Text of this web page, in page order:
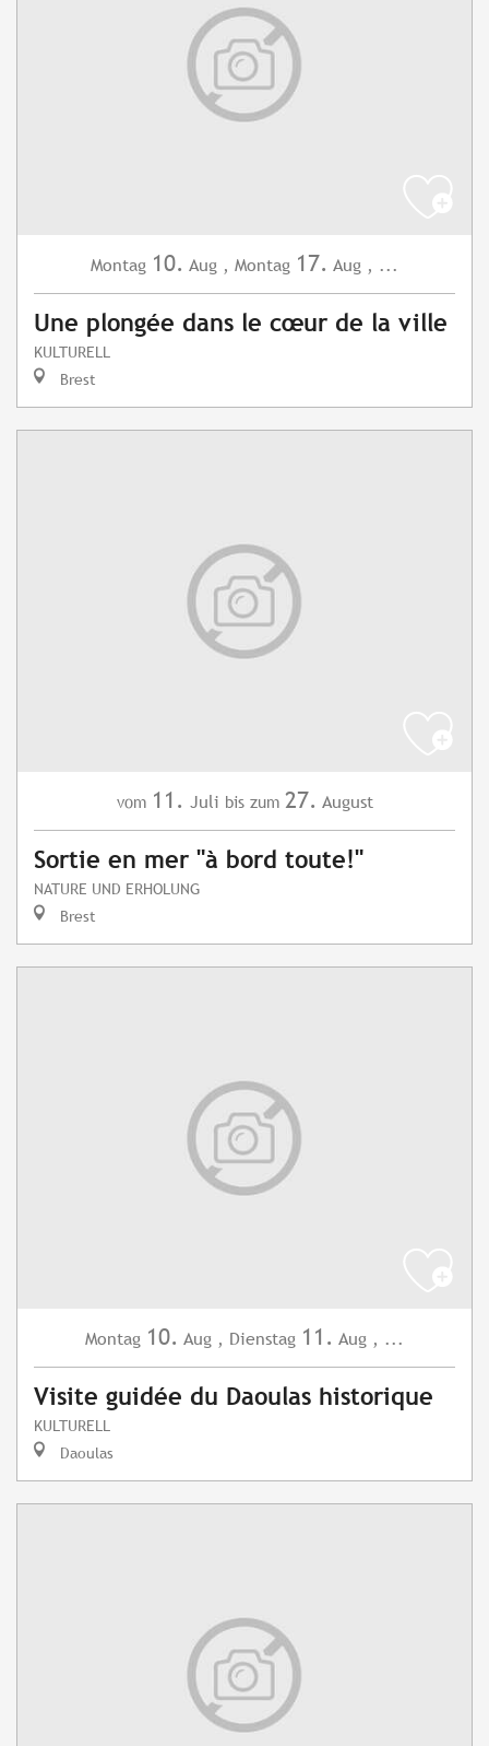
Montag 10. Aug , Montag 17. Aug , ...
Une plongée dans le cœur de la ville
KULTURELL
Brest
vom 11. Juli bis zum 27. August
Sortie en mer "à bord toute!"
NATURE UND ERHOLUNG
Brest
Montag 10. Aug , Dienstag 11. Aug , ...
Visite guidée du Daoulas historique
KULTURELL
Daoulas